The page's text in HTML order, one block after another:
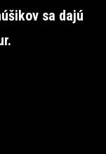
sa dajú